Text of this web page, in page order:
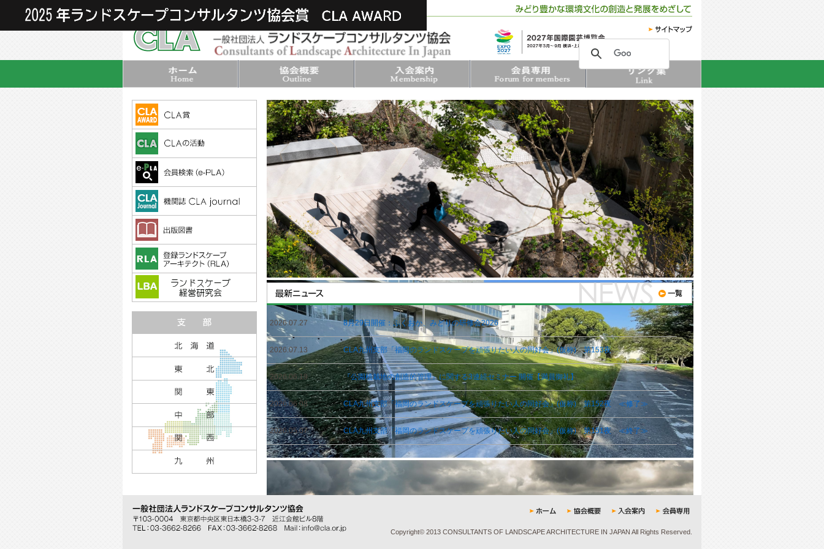
2026.07.27 8月29日開催：ふくおか、みどりの研修会2026
2026.07.13 CLA九州支部「福岡のランドスケープを頑張りたい人の同好会」(仮称) 第153夜
2026.06.19 『公園植栽地の創造的管理』に関する3連続セミナー 開催【満員御礼】
2026.06.08 CLA九州支部「福岡のランドスケープを頑張りたい人の同好会」(仮称) 第152夜 ≪修了≫
2026.05.07 CLA九州支部「福岡のランドスケープを頑張りたい人の同好会」(仮称) 第151夜 ≪終了≫
Copyright© 2013 CONSULTANTS OF LANDSCAPE ARCHITECTURE IN JAPAN All Rights Reserved.